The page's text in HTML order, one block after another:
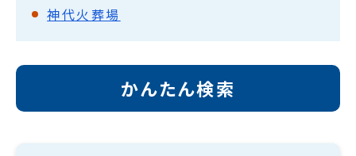
神代火葬場
かんたん検索